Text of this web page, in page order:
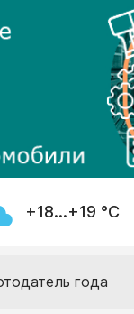
+18...+19 °С
года